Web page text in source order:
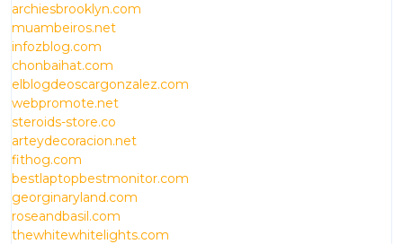
archiesbrooklyn.com
muambeiros.net
infozblog.com
chonbaihat.com
elblogdeoscargonzalez.com
webpromote.net
steroids-store.co
arteydecoracion.net
fithog.com
bestlaptopbestmonitor.com
georginaryland.com
roseandbasil.com
thewhitewhitelights.com